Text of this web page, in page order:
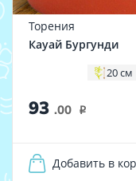
Торения
Кауай Бургунди
20 см
93 .00 i
Добавить в